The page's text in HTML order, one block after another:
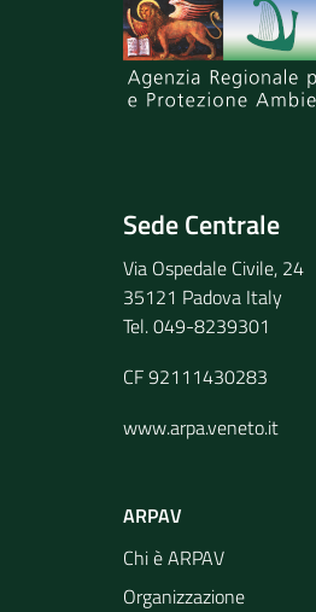
Sede Centrale
Via Ospedale Civile, 24
35121 Padova Italy
Tel. 049-8239301
CF 92111430283
www.arpa.veneto.it
ARPAV
Chi è ARPAV
Organizzazione